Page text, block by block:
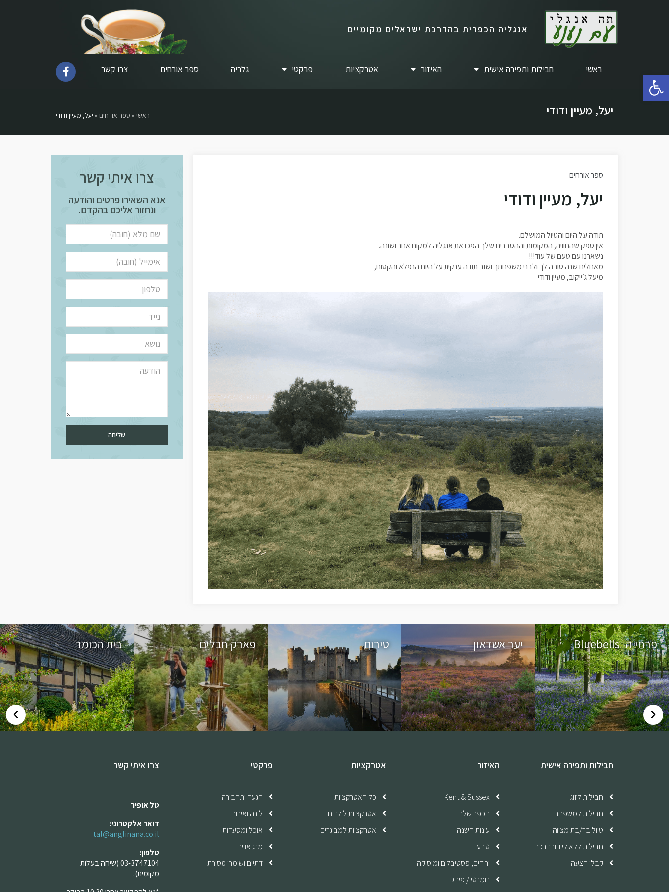
פתח סרגל נגישות
אנגליה הכפרית בהדרכת ישראלים מקומיים
ראשי חבילות ותפירה אישית האיזור אטרקציות פרקטי גלריה ספר אורחים צרו קשר
יעל, מעיין ודודי ראשי » ספר אורחים » יעל, מעיין ודודי
ספר אורחים
יעל, מעיין ודודי
תודה על היום והטיול המושלם.
אין ספק שהחוויה, המקומות וההסברים שלך הפכו את אנגליה למקום אחר ושונה.
נשארנו עם טעם של עוד!!!
מאחלים שנה טובה לך ולבני משפחתך ושוב תודה ענקית על היום הנפלא והקסום,
מיעל ג׳ייקוב, מעיין ודודי
צרו איתי קשר
אנא השאירו פרטים והודעה
ונחזור אליכם בהקדם.
שליחה
פרחי ה- Bluebells יער אשדאון טירות פארק חבלים בית הכומר
חבילות ותפירה אישית
חבילות לזוג
חבילות למשפחה
טיול בר/בת מצווה
חבילות ללא ליווי והדרכה
קבלו הצעה
האיזור
Kent & Sussex
הכפר שלנו
עונות השנה
טבע
ירידים, פסטיבלים ומוסיקה
רומנטי / פינוק
אטרקציות
כל האטרקציות
אטרקציות לילדים
אטרקציות למבוגרים
פרקטי
הגעה ותחבורה
לינה ואירוח
אוכל ומסעדות
מזג אוויר
דתיים ושומרי מסורת
צרו איתי קשר
טל אופיר
דואר אלקטרוני:
tal@anglinana.co.il
טלפון:
03-3747104 (שיחה בעלות
מקומית).